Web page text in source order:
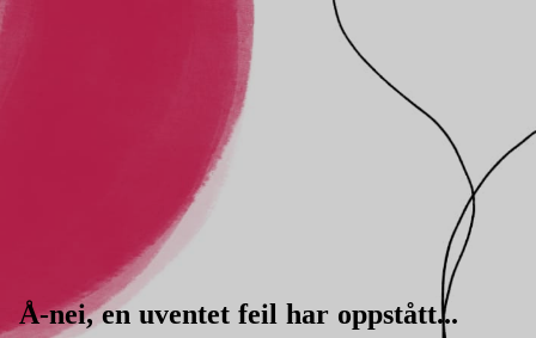
Å-nei, en uventet feil har oppstått...